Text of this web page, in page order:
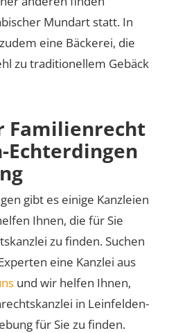
Mundart statt. In
eine Bäckerei, die
zu traditionellem Gebäck
Familienrecht
Echterdingen
gibt es einige Kanzleien
Ihnen, die für Sie
zu finden. Suchen
eine Kanzlei aus
und wir helfen Ihnen,
in Leinfelden-
für Sie zu finden.